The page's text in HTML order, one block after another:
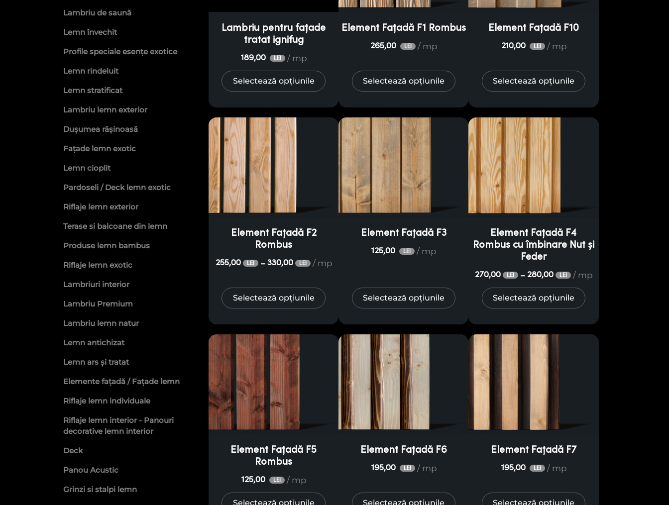
fațade din lemn de molid 3D, de tip solzi sau de tip riflaj ”V” sau ”U”. Alege acum lambriul preferat pentru fațada
din lemn și vei beneficia de calitate și estetică premium, de durabilitate și de protecție termică și fonică de top!
Lambriu de saună
Lemn învechit
Profile speciale esențe exotice
Lemn rindeluit
Lemn stratificat
Lambriu lemn exterior
Dușumea rășinoasă
Fațade lemn exotic
Lemn cioplit
Pardoseli / Deck lemn exotic
Riflaje lemn exterior
Terase si balcoane din lemn
Produse lemn bambus
Riflaje lemn exotic
Lambriuri interior
Lambriu Premium
Lambriu lemn natur
Lemn antichizat
Lemn ars și tratat
Elemente fațadă / Fațade lemn
Riflaje lemn individuale
Riflaje lemn interior - Panouri
decorative lemn interior
Deck
Panou Acustic
Grinzi si stalpi lemn
Lambriu pentru fațade
tratat ignifug
189,00 LEI / mp
Selectează opțiunile
Element Fațadă F1 Rombus
265,00 LEI / mp
Selectează opțiunile
Element Fațadă F10
210,00 LEI / mp
Selectează opțiunile
Element Fațadă F2
Rombus
255,00 LEI – 330,00 LEI / mp
Selectează opțiunile
Element Fațadă F3
125,00 LEI / mp
Selectează opțiunile
Element Fațadă F4
Rombus cu îmbinare Nut și
Feder
270,00 LEI – 280,00 LEI / mp
Selectează opțiunile
Element Fațadă F5
Rombus
125,00 LEI / mp
Selectează opțiunile
Element Fațadă F6
195,00 LEI / mp
Selectează opțiunile
Element Fațadă F7
195,00 LEI / mp
Selectează opțiunile